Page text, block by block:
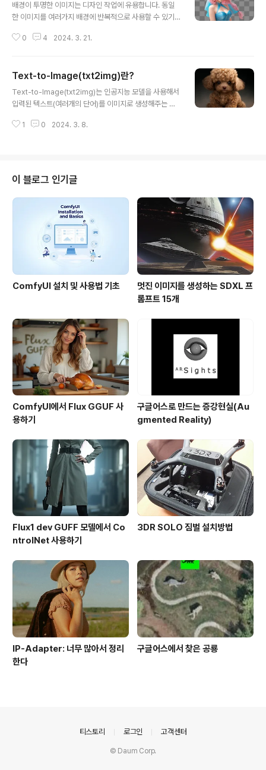
배경이 투명한 이미지는 디자인 작업에 유용합니다. 동일
한 이미지를 여러가지 배경에 반복적으로 사용할 수 있기
여 Stable Diffusion v1.5 및 SDXL 모델 용 투명 이미지
on 확장 설치 SD v1.5 투명 배경 이미지 생성 SDXL 투명
배경 이미지 생성 참고 사항 기타 스타일 ComfyUI Comf
yUI로 투명 배경 이미지 제작 SD 1.5용 투명 배경 이미지
rge와 ComfyUI 웹 GUI를 사용합니다. SD Forge는 A
0 4 2024. 3. 21.
Text-to-Image(txt2img)란?
Text-to-Image(txt2img)는 인공지능 모델을 사용해서
입력된 텍스트(여러개의 단어)를 이미지로 생성해주는 것
Text-to-image 모델의 작동 원리 Text-to-image 사
ourney) Text-to-image 모델의 작동 원리 txt2img
모델은 자연어 문장을 입력받아, 그 문장에 맞는 이미지를
생성해주는 신경망(neural network)입니다. 스테이블
디퓨전(Stable Diffusion)및 기타 인공지능 모델..
1 0 2024. 3. 8.
이 블로그 인기글
ComfyUI 설치 및 사용법 기초
멋진 이미지를 생성하는 SDXL 프
롬프트 15개
ComfyUI에서 Flux GGUF 사
용하기
구글어스로 만드는 증강현실(Au
gmented Reality)
Flux1 dev GUFF 모델에서 Co
ntrolNet 사용하기
3DR SOLO 짐벌 설치방법
IP-Adapter: 너무 많아서 정리
한다
구글어스에서 찾은 공룡
티스토리 로그인 고객센터
© Daum Corp.